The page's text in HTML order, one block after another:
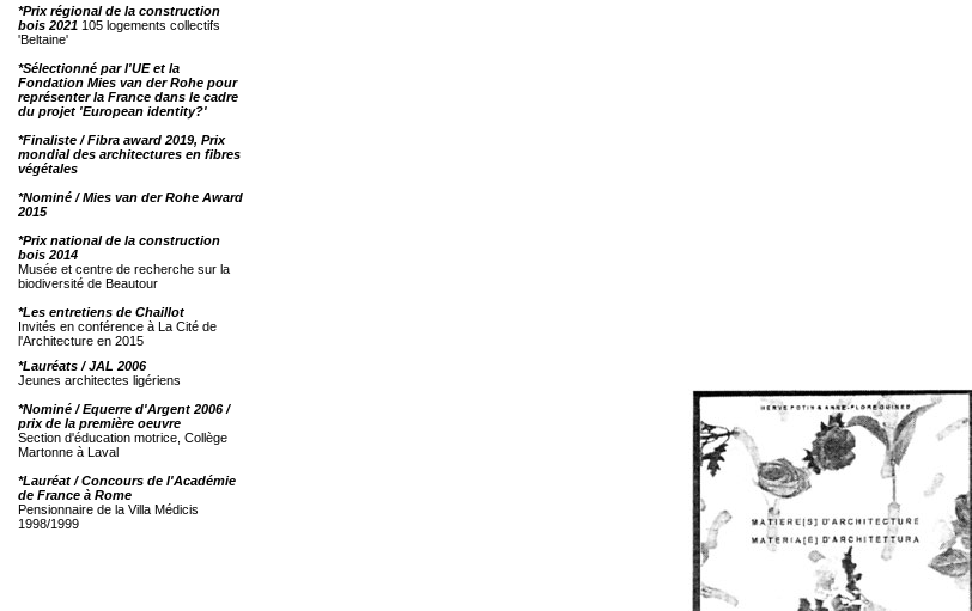
*Prix régional de la construction
bois 2021 105 logements collectifs
'Beltaine'
*Sélectionné par l'UE et la
Fondation Mies van der Rohe pour
représenter la France dans le cadre
du projet 'European identity?'
*Finaliste / Fibra award 2019, Prix
mondial des architectures en fibres
végétales
*Nominé / Mies van der Rohe Award
2015
*Prix national de la construction
bois 2014
Musée et centre de recherche sur la
biodiversité de Beautour
*Les entretiens de Chaillot
Invités en conférence à La Cité de
l'Architecture en 2015
*Lauréats / JAL 2006
Jeunes architectes ligériens
*Nominé / Equerre d'Argent 2006 /
prix de la première oeuvre
Section d'éducation motrice, Collège
Martonne à Laval
*Lauréat / Concours de l'Académie
de France à Rome
Pensionnaire de la Villa Médicis
1998/1999